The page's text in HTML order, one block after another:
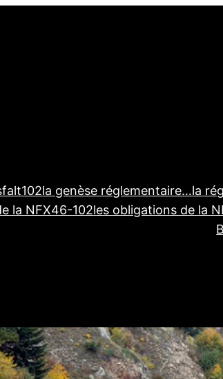
la genèse réglementaire…la
la NFX46-102les obligations de la